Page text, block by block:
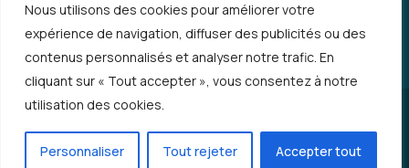
Nous utilisons des cookies pour améliorer votre
expérience de navigation, diffuser des publicités ou des
contenus personnalisés et analyser notre trafic. En
cliquant sur « Tout accepter », vous consentez à notre
utilisation des cookies.
Personnaliser Tout rejeter Accepter tout
418 724-5154
© Copyright 2026 - MRC Rimouski-Neigette |Politique de
confidentialité